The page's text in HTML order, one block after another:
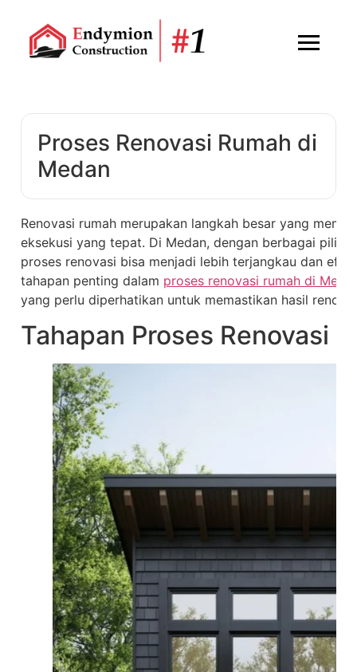
Proses Renovasi Rumah di
Medan
Renovasi rumah merupakan langkah besar yang
eksekusi yang tepat. Di Medan, dengan berbagai
proses renovasi bisa menjadi lebih terjangkau dan
tahapan penting dalam proses renovasi rumah di
yang perlu diperhatikan untuk memastikan hasil
Tahapan Proses Renovasi